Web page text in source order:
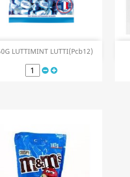
LUTTIMINT LUTTI(Pcb12)
Aperçu rapide